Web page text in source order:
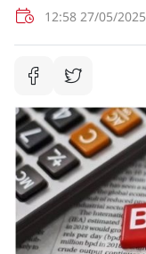
12:58 27/05/2025